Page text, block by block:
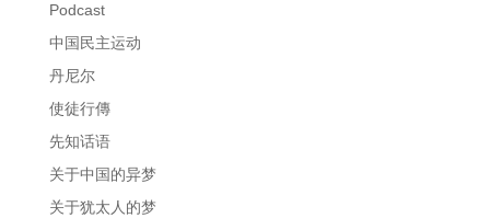
Podcast
中国民主运动
丹尼尔
使徒行傳
先知话语
关于中国的异梦
关于犹太人的梦